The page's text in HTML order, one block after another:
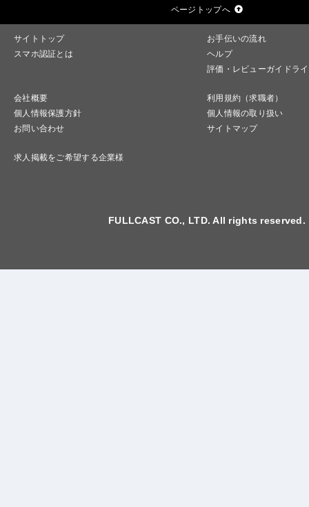
ページトップへ
サイトトップ
お手伝いの流れ
スマホ認証とは
ヘルプ
評価・レビューガイドラ
会社概要
利用規約（求職者）
個人情報保護方針
個人情報の取り扱い
お問い合わせ
サイトマップ
求人掲載をご希望する企業様
FULLCAST CO., LTD. All rights reserved.